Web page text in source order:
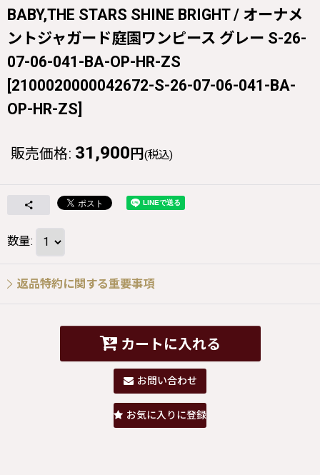
BABY,THE STARS SHINE BRIGHT / オーナメ
ントジャガード庭園ワンピース グレー S-26-
07-06-041-BA-OP-HR-ZS
[2100020000042672-S-26-07-06-041-BA-
OP-HR-ZS]
販売価格: 31,900 円 (税込)
数量:
返品特約に関する重要事項
カートに入れる
お問い合わせ
お気に入りに登録